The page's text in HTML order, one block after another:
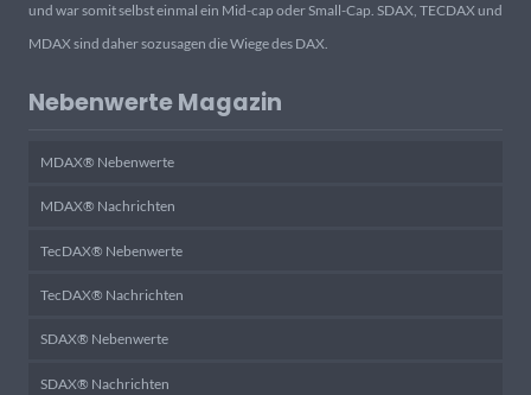
und war somit selbst einmal ein Mid-cap oder Small-Cap. SDAX, TECDAX und
MDAX sind daher sozusagen die Wiege des DAX.
Nebenwerte Magazin
MDAX® Nebenwerte
MDAX® Nachrichten
TecDAX® Nebenwerte
TecDAX® Nachrichten
SDAX® Nebenwerte
SDAX® Nachrichten